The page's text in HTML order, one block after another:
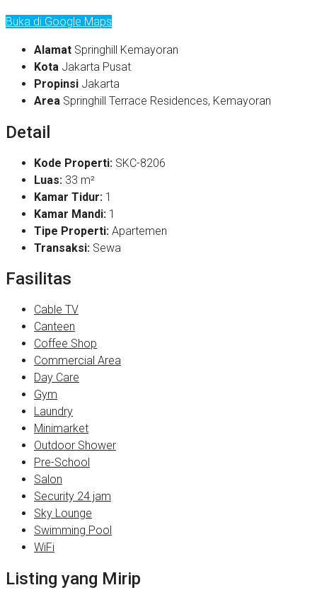
Buka di Google Maps
Alamat Springhill Kemayoran
Kota Jakarta Pusat
Propinsi Jakarta
Area Springhill Terrace Residences, Kemayoran
Detail
Kode Properti: SKC-8206
Luas: 33 m²
Kamar Tidur: 1
Kamar Mandi: 1
Tipe Properti: Apartemen
Transaksi: Sewa
Fasilitas
Cable TV
Canteen
Coffee Shop
Commercial Area
Day Care
Gym
Laundry
Minimarket
Outdoor Shower
Pre-School
Salon
Security 24 jam
Sky Lounge
Swimming Pool
WiFi
Listing yang Mirip